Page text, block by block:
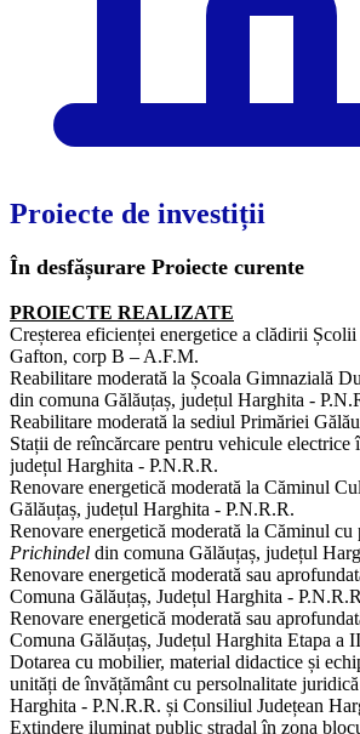
Proiecte de investiții
În desfășurare Proiecte curente
PROIECTE REALIZATE
Creșterea eficienței energetice a clădirii
Gafton, corp B – A.F.M.
Reabilitare moderată la Școala Gimnazială
din comuna Gălăuțaș, județul Harghita -
Reabilitare moderată la sediul Primăriei
Stații de reîncărcare pentru vehicule electrice
județul Harghita - P.N.R.R.
Renovare energetică moderată la Căminul
Gălăuțaș, județul Harghita - P.N.R.R.
Renovare energetică moderată la Căminul
Prichindel din comuna Gălăuțaș, județul
Renovare energetică moderată sau
Comuna Gălăuțaș, Județul Harghita - P.N.R.R
Renovare energetică moderată sau
Comuna Gălăuțaș, Județul Harghita Etapa a
Dotarea cu mobilier, material didactice și
unități de învățământ cu persolnalitate
Harghita - P.N.R.R. și Consiliul Județean
Extindere iluminat public stradal în zona